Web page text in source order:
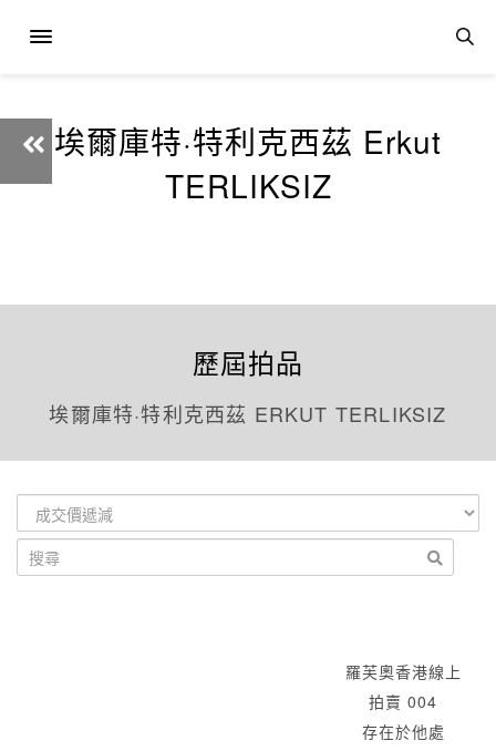
埃爾庫特·特利克西茲 Erkut
TERLIKSIZ
歷屆拍品
埃爾庫特·特利克西茲 ERKUT TERLIKSIZ
羅芙奧香港線上
拍賣 004
存在於他處